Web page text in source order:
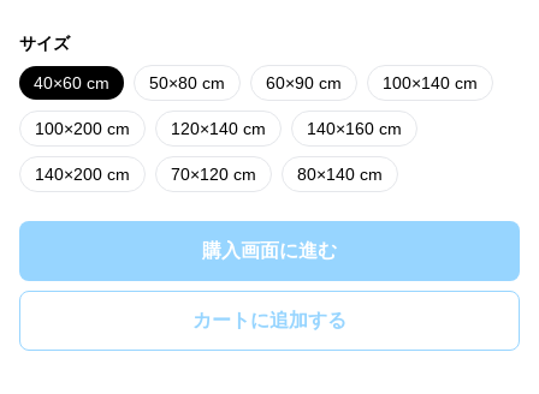
サイズ
40×60 cm 50×80 cm 60×90 cm 100×140 cm
100×200 cm 120×140 cm 140×160 cm
140×200 cm 70×120 cm 80×140 cm
購入画面に進む
カートに追加する